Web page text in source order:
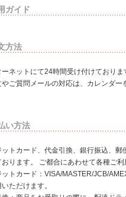
ガイド
方法
ーネットにて24時間受け付けておりま
やご質問メールの対応は、カレンダー
い方法
ットカード、代金引換、銀行振込、郵
ります。 ご都合にあわせて各種ご利
ットカード：VISA/MASTER/JCB/
ただけます。